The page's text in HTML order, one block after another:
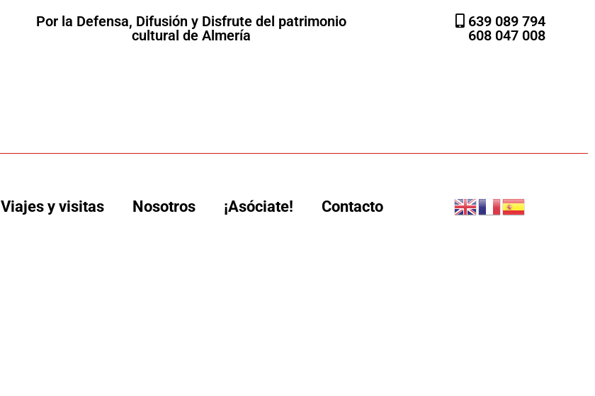
Por la Defensa, Difusión y Disfrute del patrimonio
cultural de Almería
639 089 794
608 047 008
Viajes y visitas Nosotros ¡Asóciate! Contacto